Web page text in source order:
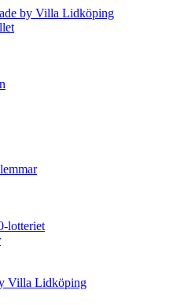
by Villa Lidköping
lotteriet
Villa Lidköping